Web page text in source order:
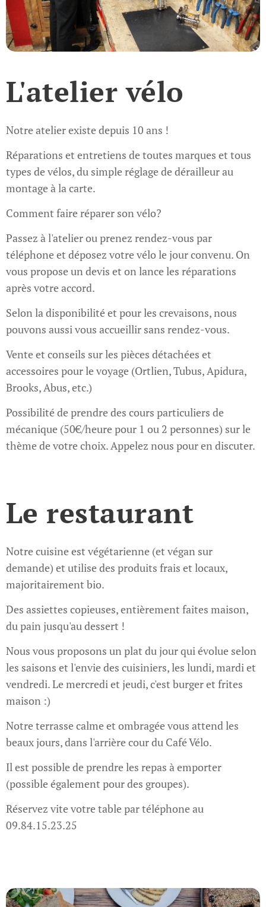
L'atelier vélo
Notre atelier existe depuis 10 ans !
Réparations et entretiens de toutes marques et tous
types de vélos, du simple réglage de dérailleur au
montage à la carte.
Comment faire réparer son vélo?
Passez à l'atelier ou prenez rendez-vous par
téléphone et déposez votre vélo le jour convenu. On
vous propose un devis et on lance les réparations
après votre accord.
Selon la disponibilité et pour les crevaisons, nous
pouvons aussi vous accueillir sans rendez-vous.
Vente et conseils sur les pièces détachées et
accessoires pour le voyage (Ortlien, Tubus, Apidura,
Brooks, Abus, etc.)
Possibilité de prendre des cours particuliers de
mécanique (50€/heure pour 1 ou 2 personnes) sur le
thème de votre choix. Appelez nous pour en discuter.
Le restaurant
Notre cuisine est végétarienne (et végan sur
demande) et utilise des produits frais et locaux,
majoritairement bio.
Des assiettes copieuses, entièrement faites maison,
du pain jusqu'au dessert !
Nous vous proposons un plat du jour qui évolue selon
les saisons et l'envie des cuisiniers, les lundi, mardi et
vendredi. Le mercredi et jeudi, c'est burger et frites
maison :)
Notre terrasse calme et ombragée vous attend les
beaux jours, dans l'arrière cour du Café Vélo.
Il est possible de prendre les repas à emporter
(possible également pour des groupes).
Réservez vite votre table par téléphone au
09.84.15.23.25